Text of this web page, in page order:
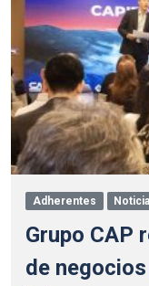
Adherentes
Grupo CAP
de